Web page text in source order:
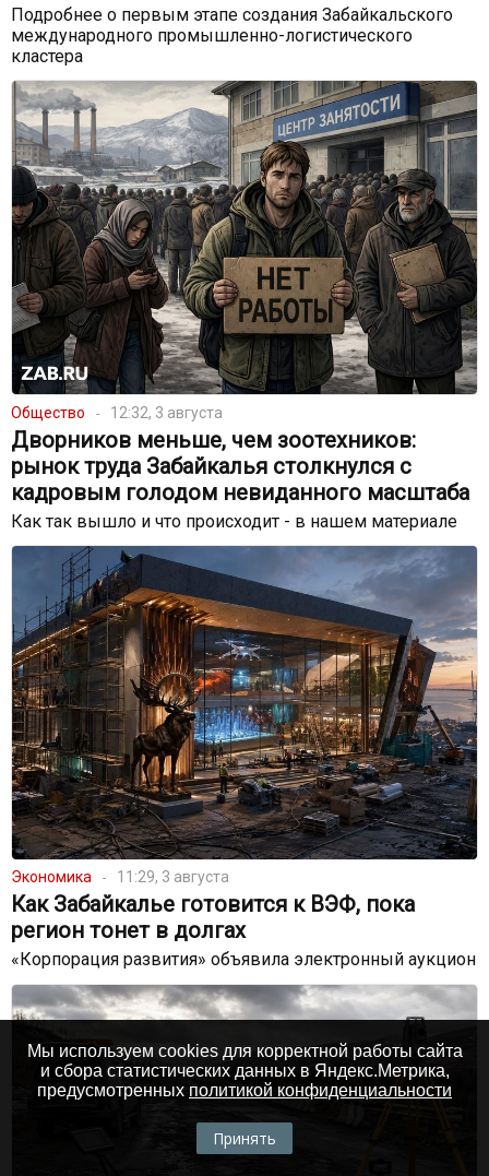
Подробнее о первым этапе создания Забайкальского
международного промышленно-логистического
кластера
Общество 12:32, 3 августа
Дворников меньше, чем зоотехников:
рынок труда Забайкалья столкнулся с
кадровым голодом невиданного масштаба
Как так вышло и что происходит - в нашем материале
Экономика 11:29, 3 августа
Как Забайкалье готовится к ВЭФ, пока
регион тонет в долгах
«Корпорация развития» объявила электронный аукцион
Мы используем cookies для корректной работы сайта
и сбора статистических данных в Яндекс.Метрика,
предусмотренных политикой конфиденциальности
Принять